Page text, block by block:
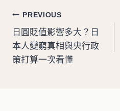
文
章
導
PREVIOUS
日圓貶值影響多大？日
本人變窮真相與央行政
策打算一次看懂